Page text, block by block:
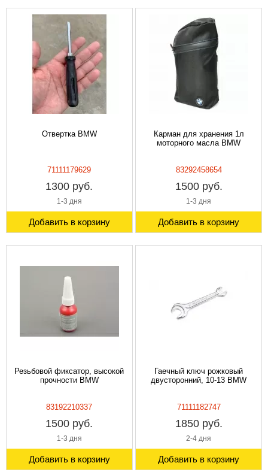
Отвертка BMW
71111179629
1300 руб.
1-3 дня
Добавить в корзину
Карман для хранения 1л
моторного масла BMW
83292458654
1500 руб.
1-3 дня
Добавить в корзину
Резьбовой фиксатор, высокой
прочности BMW
83192210337
1500 руб.
1-3 дня
Добавить в корзину
Гаечный ключ рожковый
двусторонний, 10-13 BMW
71111182747
1850 руб.
2-4 дня
Добавить в корзину